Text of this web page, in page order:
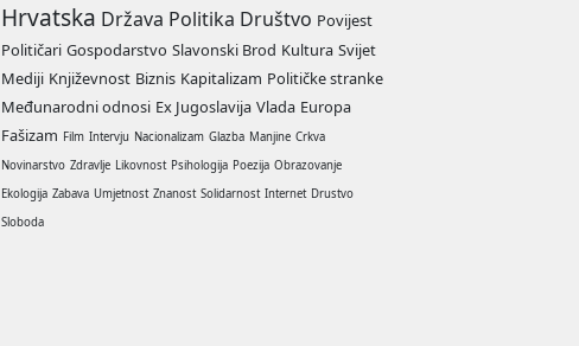
Hrvatska Država Politika Društvo Povijest
Političari Gospodarstvo Slavonski Brod Kultura Svijet
Mediji Književnost Biznis Kapitalizam Političke stranke
Međunarodni odnosi Ex Jugoslavija Vlada Europa
Fašizam Film Intervju Nacionalizam Glazba Manjine Crkva
Novinarstvo Zdravlje Likovnost Psihologija Poezija Obrazovanje
Ekologija Zabava Umjetnost Znanost Solidarnost Internet Drustvo
Sloboda